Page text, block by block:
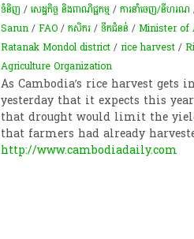
ទំនិញ /សេដ្ឋកិច្ច និងពាណិជ្ជកម្ម/ការនាំចេញ/នីហរណ
Sarun/FAO/កសិករ/ទឹកជំនន់ /Minister of
Ratanak Mondol district/rice harvest/
Agriculture Organization
As Cambodia’s rice harvest
yesterday that it expects this
that drought would limit the
that farmers had already
http://www.cambodiadaily.com